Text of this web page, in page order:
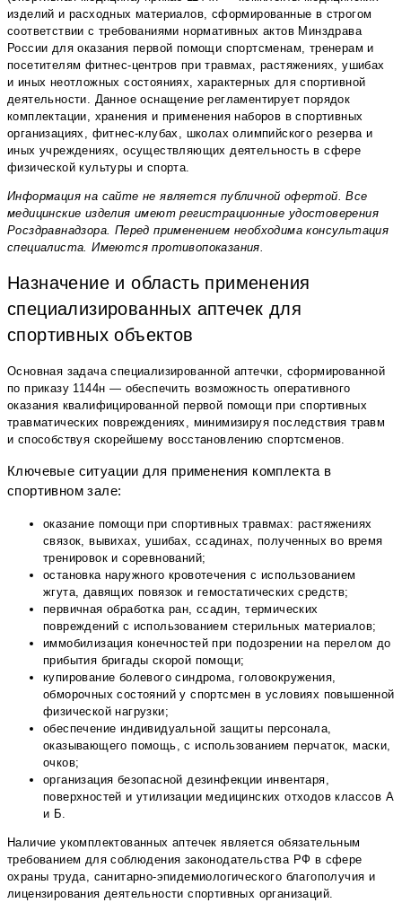
изделий и расходных материалов, сформированные в строгом
соответствии с требованиями нормативных актов Минздрава
России для оказания первой помощи спортсменам, тренерам и
посетителям фитнес-центров при травмах, растяжениях, ушибах
и иных неотложных состояниях, характерных для спортивной
деятельности. Данное оснащение регламентирует порядок
комплектации, хранения и применения наборов в спортивных
организациях, фитнес-клубах, школах олимпийского резерва и
иных учреждениях, осуществляющих деятельность в сфере
физической культуры и спорта.
Информация на сайте не является публичной офертой. Все
медицинские изделия имеют регистрационные удостоверения
Росздравнадзора. Перед применением необходима консультация
специалиста. Имеются противопоказания.
Назначение и область применения
специализированных аптечек для
спортивных объектов
Основная задача специализированной аптечки, сформированной
по приказу 1144н — обеспечить возможность оперативного
оказания квалифицированной первой помощи при спортивных
травматических повреждениях, минимизируя последствия травм
и способствуя скорейшему восстановлению спортсменов.
Ключевые ситуации для применения комплекта в
спортивном зале:
оказание помощи при спортивных травмах: растяжениях
связок, вывихах, ушибах, ссадинах, полученных во время
тренировок и соревнований;
остановка наружного кровотечения с использованием
жгута, давящих повязок и гемостатических средств;
первичная обработка ран, ссадин, термических
повреждений с использованием стерильных материалов;
иммобилизация конечностей при подозрении на перелом до
прибытия бригады скорой помощи;
купирование болевого синдрома, головокружения,
обморочных состояний у спортсмен в условиях повышенной
физической нагрузки;
обеспечение индивидуальной защиты персонала,
оказывающего помощь, с использованием перчаток, маски,
очков;
организация безопасной дезинфекции инвентаря,
поверхностей и утилизации медицинских отходов классов А
и Б.
Наличие укомплектованных аптечек является обязательным
требованием для соблюдения законодательства РФ в сфере
охраны труда, санитарно-эпидемиологического благополучия и
лицензирования деятельности спортивных организаций.